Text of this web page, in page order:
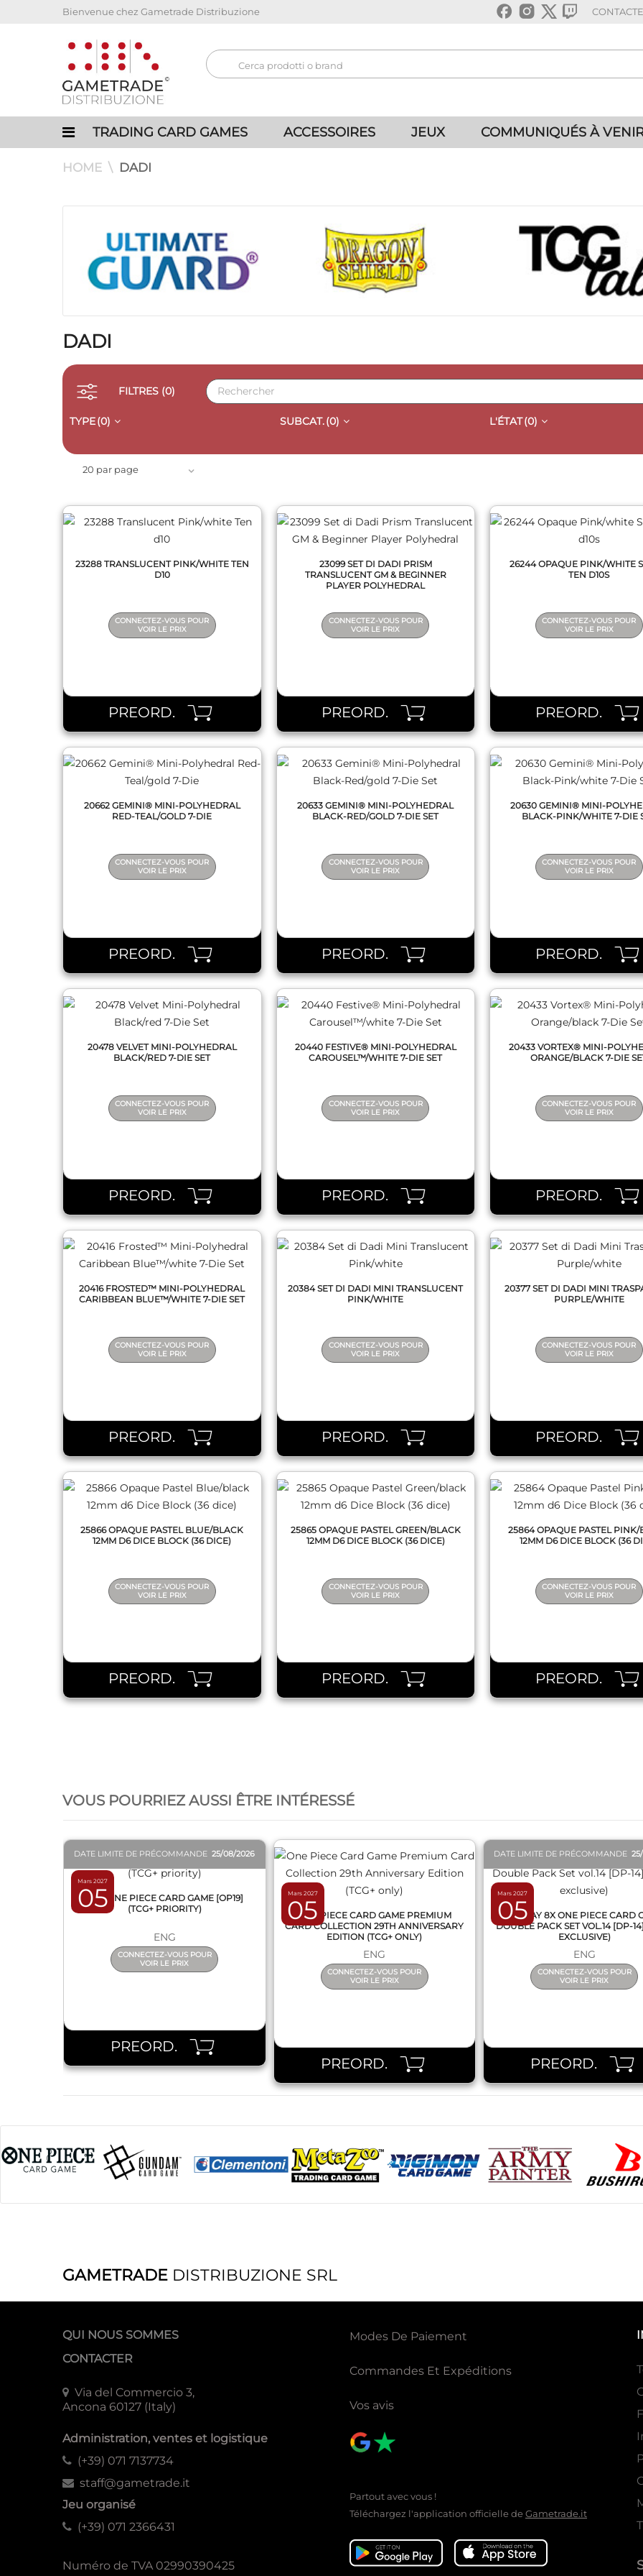
Bienvenue chez Gametrade Distribuzione
TRADING CARD GAMES ACCESSOIRES JEUX COMMUNIQUÉS À
HOME DADI
DADI
FILTRES (0)
TYPE(0) SUBCAT.(0) L'ÉTAT(0)
20 par page
23288 TRANSLUCENT PINK/WHITE TEN
D10
CONNECTEZ-VOUS POUR
VOIR LE PRIX
PREORD.
23099 SET DI DADI PRISM
TRANSLUCENT GM & BEGINNER
PLAYER POLYHEDRAL
CONNECTEZ-VOUS POUR
VOIR LE PRIX
PREORD.
26244 OPAQUE PINK/WHITE
TEN D10S
CONNECTEZ-VOUS POUR
VOIR LE PRIX
PREORD.
20662 GEMINI® MINI-POLYHEDRAL
RED-TEAL/GOLD 7-DIE
CONNECTEZ-VOUS POUR
VOIR LE PRIX
PREORD.
20633 GEMINI® MINI-POLYHEDRAL
BLACK-RED/GOLD 7-DIE SET
CONNECTEZ-VOUS POUR
VOIR LE PRIX
PREORD.
20630 GEMINI® MINI-
BLACK-PINK/WHITE 7-DIE
CONNECTEZ-VOUS POUR
VOIR LE PRIX
PREORD.
20478 VELVET MINI-POLYHEDRAL
BLACK/RED 7-DIE SET
CONNECTEZ-VOUS POUR
VOIR LE PRIX
PREORD.
20440 FESTIVE® MINI-POLYHEDRAL
CAROUSEL™/WHITE 7-DIE SET
CONNECTEZ-VOUS POUR
VOIR LE PRIX
PREORD.
20433 VORTEX® MINI-
ORANGE/BLACK 7-DIE
CONNECTEZ-VOUS POUR
VOIR LE PRIX
PREORD.
20416 FROSTED™ MINI-POLYHEDRAL
CARIBBEAN BLUE™/WHITE 7-DIE SET
CONNECTEZ-VOUS POUR
VOIR LE PRIX
PREORD.
20384 SET DI DADI MINI TRANSLUCENT
PINK/WHITE
CONNECTEZ-VOUS POUR
VOIR LE PRIX
PREORD.
20377 SET DI DADI MINI
PURPLE/WHITE
CONNECTEZ-VOUS POUR
VOIR LE PRIX
PREORD.
25866 OPAQUE PASTEL BLUE/BLACK
12MM D6 DICE BLOCK (36 DICE)
CONNECTEZ-VOUS POUR
VOIR LE PRIX
PREORD.
25865 OPAQUE PASTEL GREEN/BLACK
12MM D6 DICE BLOCK (36 DICE)
CONNECTEZ-VOUS POUR
VOIR LE PRIX
PREORD.
25864 OPAQUE PASTEL PINK/
12MM D6 DICE BLOCK (36
CONNECTEZ-VOUS POUR
VOIR LE PRIX
PREORD.
VOUS POURRIEZ AUSSI ÊTRE INTÉRESSÉ
Mars 2027
05
DATE LIMITE DE PRÉCOMMANDE25/08/2026
BOX ONE PIECE CARD GAME [OP19]
(TCG+ PRIORITY)
ENG
CONNECTEZ-VOUS POUR
VOIR LE PRIX
PREORD.
Mars 2027
05
ONE PIECE CARD GAME PREMIUM
CARD COLLECTION 29TH ANNIVERSARY
EDITION (TCG+ ONLY)
ENG
CONNECTEZ-VOUS POUR
VOIR LE PRIX
PREORD.
Mars 2027
05
DATE LIMITE DE PRÉCOMMANDE
DISPLAY 8X ONE PIECE CARD
DOUBLE PACK SET VOL.14 [DP-
EXCLUSIVE)
ENG
CONNECTEZ-VOUS POUR
VOIR LE PRIX
PREORD.
GAMETRADE DISTRIBUZIONE SRL
QUI NOUS SOMMES
CONTACTER
Via del Commercio 3,
Ancona 60127 (Italy)
Administration, ventes et logistique
(+39) 071 7137734
staff@gametrade.it
Jeu organisé
(+39) 071 2366431
Numéro de TVA 02990390425
Modes De Paiement
Commandes Et Expéditions
Vos avis
Partout avec vous !
Téléchargez l'application officielle deGametrade.it